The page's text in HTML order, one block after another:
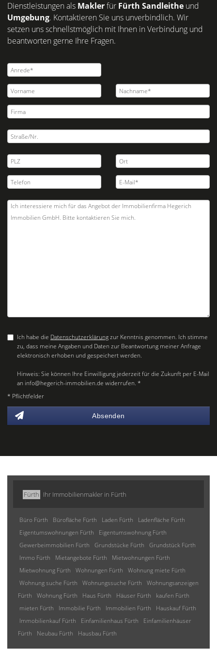
Dienstleistungen als Maklerfür Fürth Sandleithe und
Umgebung. Kontaktieren Sie uns unverbindlich. Wir
setzen uns schnellstmöglich mit Ihnen in Verbindung und
beantworten gerne Ihre Fragen.
Ich habe die Datenschutzerklärungzur Kenntnis genommen. Ich stimme
zu, dass meine Angaben und Daten zur Beantwortung meiner Anfrage
elektronisch erhoben und gespeichert werden.
Hinweis: Sie können Ihre Einwilligung jederzeit für die Zukunft per E-Mail
an info@hegerich-immobilien.de widerrufen. *
* Pflichtfelder
Absenden
Fürth Ihr Immobilienmakler in Fürth
Büro Fürth Bürofläche Fürth Laden Fürth
Ladenfläche Fürth
Eigentumswohnungen Fürth
Eigentumswohnung Fürth
Gewerbeimmobilien Fürth
Grundstücke Fürth
Grundstück Fürth
Immo Fürth
Mietangebote Fürth
Mietwohnungen Fürth
Mietwohnung Fürth
Wohnungen Fürth
Wohnung miete Fürth
Wohnung suche Fürth
Wohnungssuche Fürth
Wohnungsanzeigen
Fürth
Wohnung Fürth Haus Fürth Häuser Fürth
kaufen Fürth
mieten Fürth
Immobilie Fürth Immobilien Fürth
Hauskauf Fürth
Immobilienkauf Fürth
Einfamilienhaus Fürth
Einfamilienhäuser
Fürth
Neubau Fürth Hausbau Fürth